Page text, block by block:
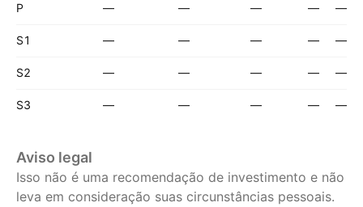
P — — — — —
S1 — — — — —
S2 — — — — —
S3 — — — — —
Aviso legal
Isso não é uma recomendação de investimento e não
leva em consideração suas circunstâncias pessoais.